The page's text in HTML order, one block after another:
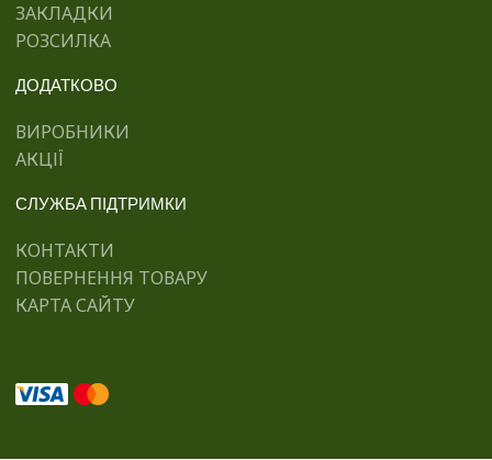
ЗАКЛАДКИ
РОЗСИЛКА
ДОДАТКОВО
ВИРОБНИКИ
АКЦІЇ
СЛУЖБА ПІДТРИМКИ
КОНТАКТИ
ПОВЕРНЕННЯ ТОВАРУ
КАРТА САЙТУ